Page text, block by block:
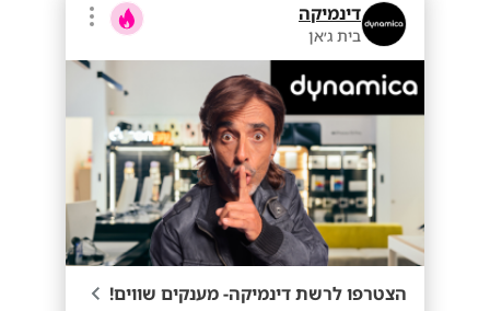
דינמיקה
בית ג׳אן
הצטרפו לרשת דינמיקה- מענקים שווים!